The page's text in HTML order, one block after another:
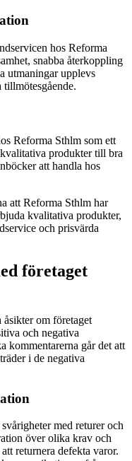
hos Reforma
snabba återkoppling
utmaningar upplevs
Reforma Sthlm som ett
produkter till bra
att handla hos
att Reforma Sthlm har
kvalitativa produkter,
och prisvärda
företaget
åsikter om företaget
och negativa
kommentarerna går det att
i de negativa
med returer och
över olika krav och
returnera defekta varor.